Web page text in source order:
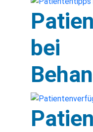
bei